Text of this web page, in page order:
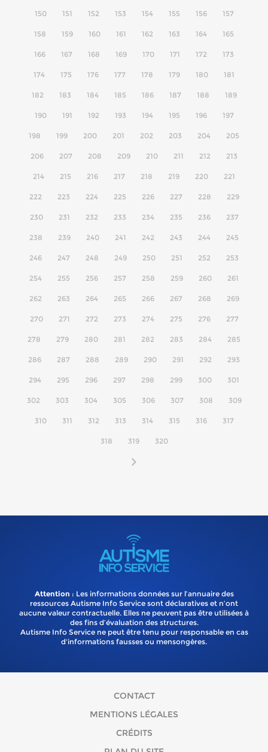
150 151 152 153 154 155 156 157
158 159 160 161 162 163 164 165
166 167 168 169 170 171 172 173
174 175 176 177 178 179 180 181
182 183 184 185 186 187 188 189
190 191 192 193 194 195 196 197
198 199 200 201 202 203 204 205
206 207 208 209 210 211 212 213
214 215 216 217 218 219 220 221
222 223 224 225 226 227 228 229
230 231 232 233 234 235 236 237
238 239 240 241 242 243 244 245
246 247 248 249 250 251 252 253
254 255 256 257 258 259 260 261
262 263 264 265 266 267 268 269
270 271 272 273 274 275 276 277
278 279 280 281 282 283 284 285
286 287 288 289 290 291 292 293
294 295 296 297 298 299 300 301
302 303 304 305 306 307 308 309
310 311 312 313 314 315 316 317
318 319 320
Attention : Les informations données sur l’annuaire des
ressources Autisme Info Service sont déclaratives et n’ont
aucune valeur contractuelle. Elles ne peuvent pas être utilisées à
des fins d’évaluation des structures.
Autisme Info Service ne peut être tenu pour responsable en cas
d'informations fausses ou mensongères.
CONTACT
MENTIONS LÉGALES
CRÉDITS